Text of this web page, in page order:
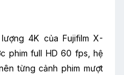
4K của Fujifilm X-
phim full HD 60 fps, hệ
từng cảnh phim mượt